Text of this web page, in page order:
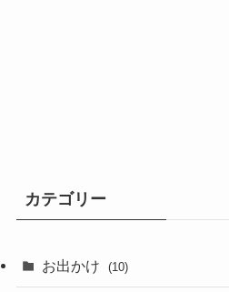
カテゴリー
お出かけ (10)